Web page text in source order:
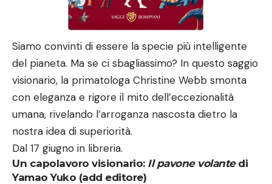
Siamo convinti di essere la specie più intelligente
del pianeta. Ma se ci sbagliassimo? In questo saggio
visionario, la primatologa Christine Webb smonta
con eleganza e rigore il mito dell’eccezionalità
umana, rivelando l’arroganza nascosta dietro la
nostra idea di superiorità.
Dal 17 giugno in libreria.
Un capolavoro visionario: Il pavone volantedi
Yamao Yuko (add editore)